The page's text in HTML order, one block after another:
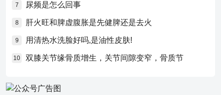
7 尿频是怎么回事
8 肝火旺和脾虚腹胀是先健脾还是去火
9 用清热水洗脸好吗,是油性皮肤!
10 双膝关节缘骨质增生，关节间隙变窄，骨质节